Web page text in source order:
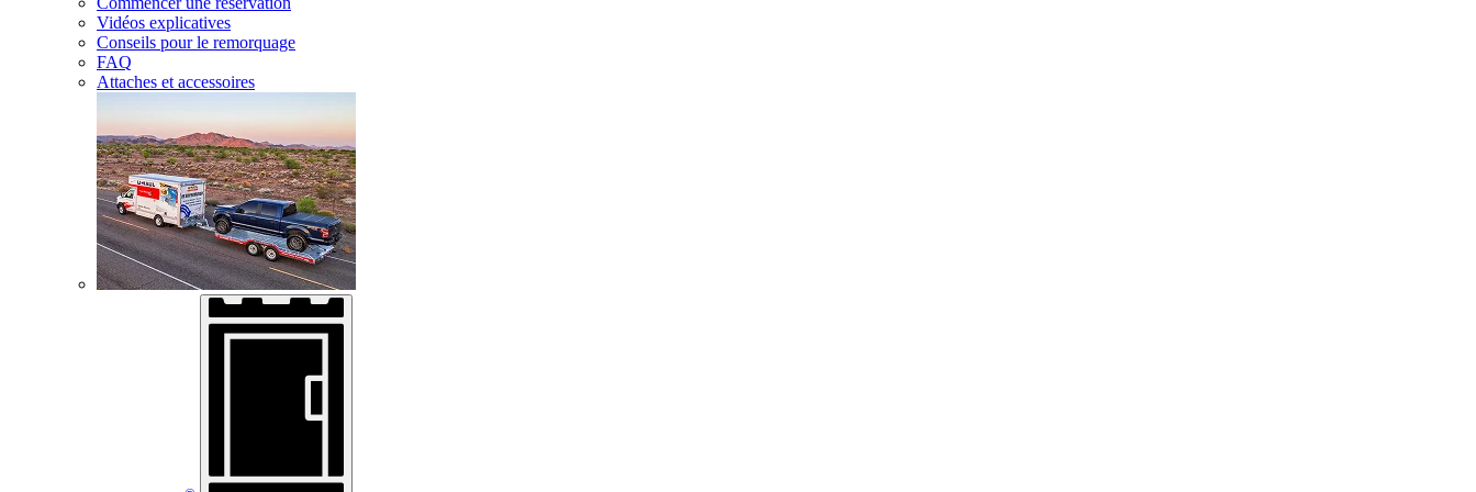
Vidéos explicatives
Conseils pour le remorquage
FAQ
Attaches et accessoires